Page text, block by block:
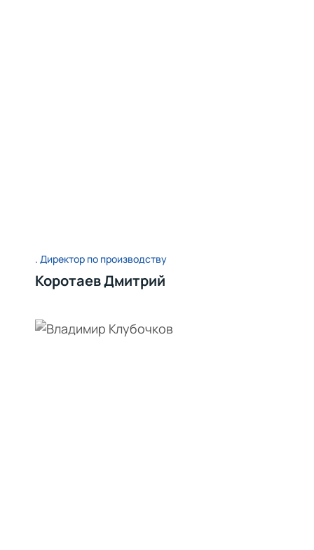
Директор по производству
Коротаев Дмитрий